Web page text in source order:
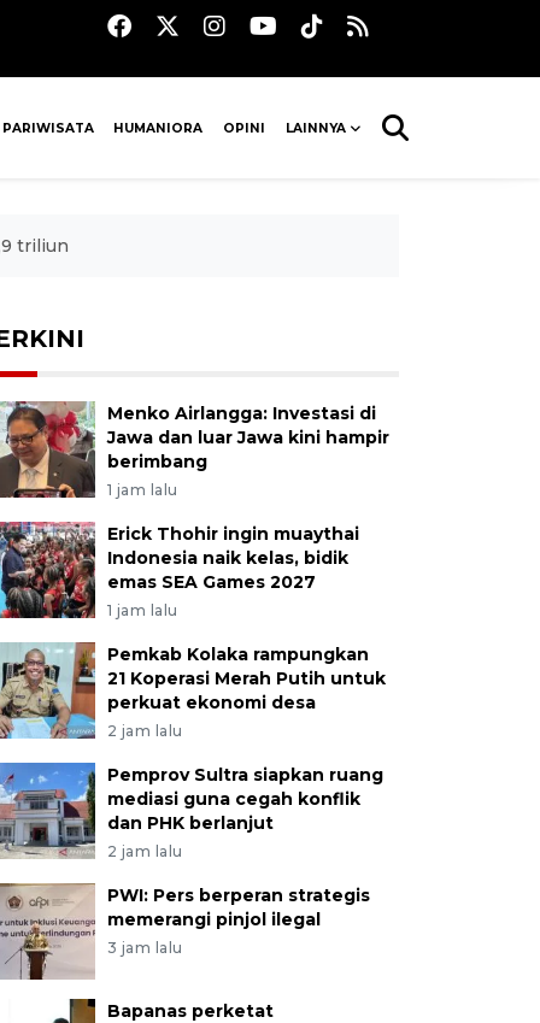
PARIWISATA HUMANIORA OPINI LAINNYA
triliun
Menko Airlangga: Investasi di
Jawa dan luar Jawa kini hampir
berimbang
1 jam lalu
Erick Thohir ingin muaythai
Indonesia naik kelas, bidik
emas SEA Games 2027
1 jam lalu
Pemkab Kolaka rampungkan
21 Koperasi Merah Putih untuk
perkuat ekonomi desa
2 jam lalu
Pemprov Sultra siapkan ruang
mediasi guna cegah konflik
dan PHK berlanjut
2 jam lalu
PWI: Pers berperan strategis
memerangi pinjol ilegal
3 jam lalu
Bapanas perketat